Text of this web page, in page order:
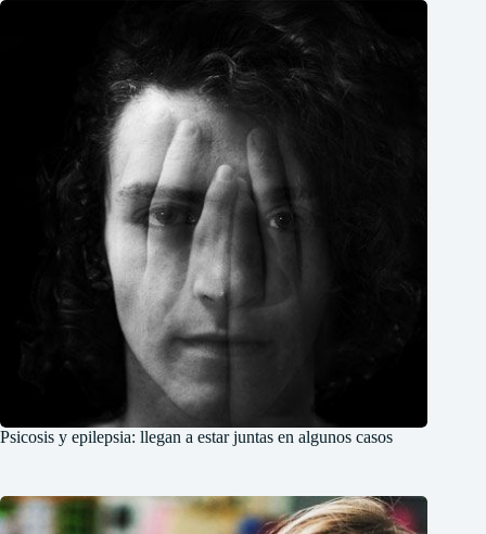
Psicosis y epilepsia: llegan a estar juntas en algunos casos